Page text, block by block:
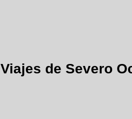
Viajes de Severo